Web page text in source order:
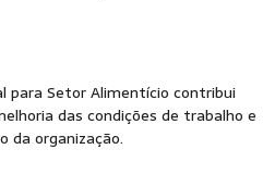
para Setor Alimentício contribui
das condições de trabalho e
da organização.